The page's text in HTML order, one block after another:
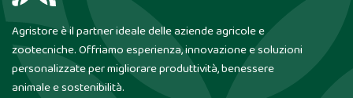
Agristore è il partner ideale delle aziende agricole e
zootecniche. Offriamo esperienza, innovazione e soluzioni
personalizzate per migliorare produttività, benessere
animale e sostenibilità.